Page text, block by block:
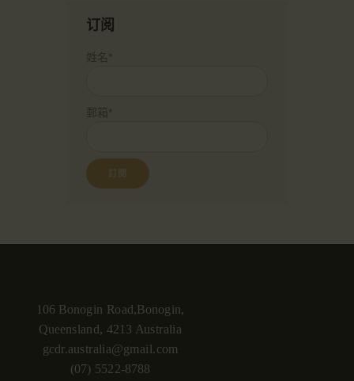
订阅
姓名*
郵箱*
106 Bonogin Road,Bonogin,
Queensland, 4213 Australia
gcdr.australia@gmail.com
(07) 5522-8788